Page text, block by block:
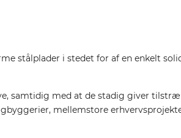
stålplader i stedet for af en enkelt
samtidig med at de stadig giver
mellemstore